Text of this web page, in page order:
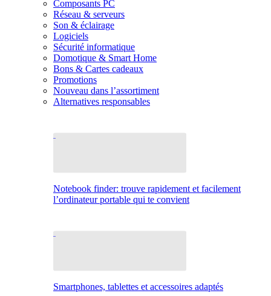
Composants PC
Réseau & serveurs
Son & éclairage
Logiciels
Sécurité informatique
Domotique & Smart Home
Bons & Cartes cadeaux
Promotions
Nouveau dans l’assortiment
Alternatives responsables
Notebook finder: trouve rapidement et facilement
l’ordinateur portable qui te convient
Smartphones, tablettes et accessoires adaptés